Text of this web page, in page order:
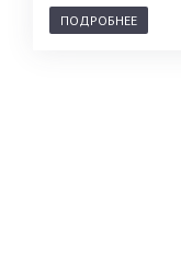
ПОДРОБНЕЕ